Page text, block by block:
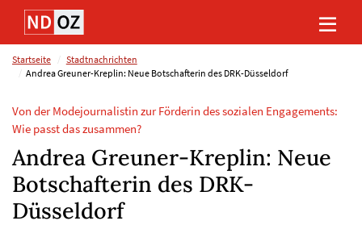
Direkt
Inhalt
(Eingabetaste)
Direkt
Hauptmenu
(Eingabetaste)
Direkt
Suche
(Eingabetaste)
Direkt
Footer
(Eingabetaste)
Startseite
Stadtnachrichten
Andrea Greuner-Kreplin: Neue Botschafterin des DRK-Düsseldorf
Von der Modejournalistin zur Förderin des sozialen Engagements:
Wie passt das zusammen?
Andrea Greuner-Kreplin: Neue
Botschafterin des DRK-
Düsseldorf